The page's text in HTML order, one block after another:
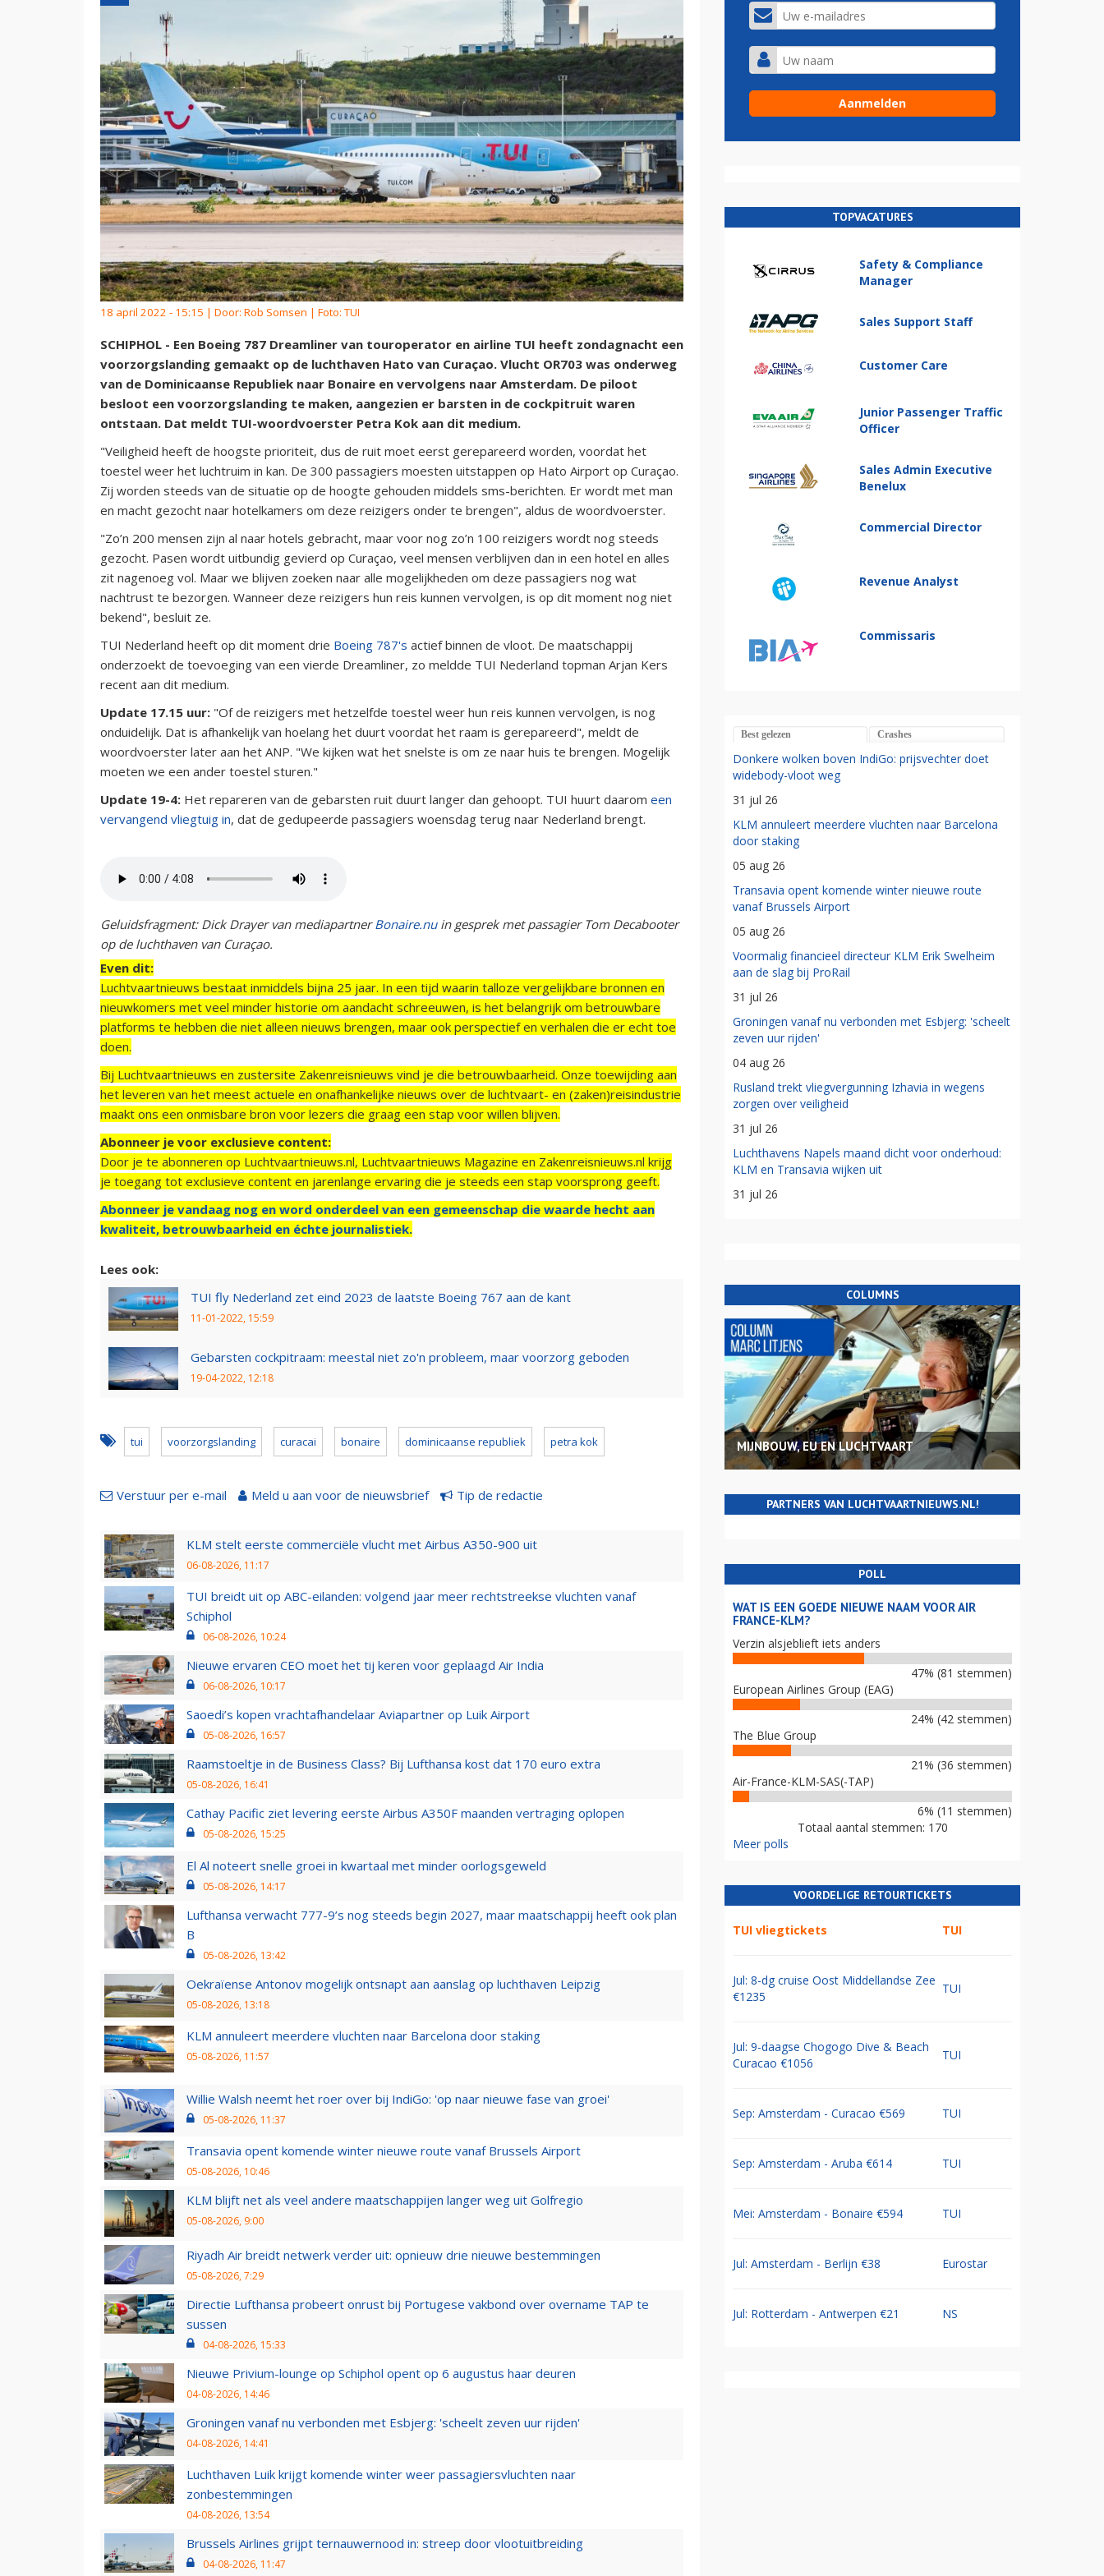
18 april 2022 - 15:15 | Door: Rob Somsen | Foto: TUI
SCHIPHOL - Een Boeing 787 Dreamliner van touroperator en airline TUI heeft zondagnacht een
voorzorgslanding gemaakt op de luchthaven Hato van Curaçao. Vlucht OR703 was onderweg
van de Dominicaanse Republiek naar Bonaire en vervolgens naar Amsterdam. De piloot
besloot een voorzorgslanding te maken, aangezien er barsten in de cockpitruit waren
ontstaan. Dat meldt TUI-woordvoerster Petra Kok aan dit medium.
"Veiligheid heeft de hoogste prioriteit, dus de ruit moet eerst gerepareerd worden, voordat het
toestel weer het luchtruim in kan. De 300 passagiers moesten uitstappen op Hato Airport op Curaçao.
Zij worden steeds van de situatie op de hoogte gehouden middels sms-berichten. Er wordt met man
en macht gezocht naar hotelkamers om deze reizigers onder te brengen", aldus de woordvoerster.
"Zo’n 200 mensen zijn al naar hotels gebracht, maar voor nog zo’n 100 reizigers wordt nog steeds
gezocht. Pasen wordt uitbundig gevierd op Curaçao, veel mensen verblijven dan in een hotel en alles
zit nagenoeg vol. Maar we blijven zoeken naar alle mogelijkheden om deze passagiers nog wat
nachtrust te bezorgen. Wanneer deze reizigers hun reis kunnen vervolgen, is op dit moment nog niet
bekend", besluit ze.
TUI Nederland heeft op dit moment drie Boeing 787's actief binnen de vloot. De maatschappij
onderzoekt de toevoeging van een vierde Dreamliner, zo meldde TUI Nederland topman Arjan Kers
recent aan dit medium.
Update 17.15 uur: "Of de reizigers met hetzelfde toestel weer hun reis kunnen vervolgen, is nog
onduidelijk. Dat is afhankelijk van hoelang het duurt voordat het raam is gerepareerd", meldt de
woordvoerster later aan het ANP. "We kijken wat het snelste is om ze naar huis te brengen. Mogelijk
moeten we een ander toestel sturen."
Update 19-4: Het repareren van de gebarsten ruit duurt langer dan gehoopt. TUI huurt daarom een
vervangend vliegtuig in, dat de gedupeerde passagiers woensdag terug naar Nederland brengt.
Geluidsfragment: Dick Drayer van mediapartnerBonaire.nuin gesprek met passagier Tom Decabooter
op de luchthaven van Curaçao.
Even dit:
Luchtvaartnieuws bestaat inmiddels bijna 25 jaar. In een tijd waarin talloze vergelijkbare bronnen en
nieuwkomers met veel minder historie om aandacht schreeuwen, is het belangrijk om betrouwbare
platforms te hebben die niet alleen nieuws brengen, maar ook perspectief en verhalen die er echt toe
doen.
Bij Luchtvaartnieuws en zustersite Zakenreisnieuws vind je die betrouwbaarheid. Onze toewijding aan
het leveren van het meest actuele en onafhankelijke nieuws over de luchtvaart- en (zaken)reisindustrie
maakt ons een onmisbare bron voor lezers die graag een stap voor willen blijven.
Abonneer je voor exclusieve content:
Door je te abonneren op Luchtvaartnieuws.nl, Luchtvaartnieuws Magazine en Zakenreisnieuws.nl krijg
je toegang tot exclusieve content en jarenlange ervaring die je steeds een stap voorsprong geeft.
Abonneer je vandaag nog en word onderdeel van een gemeenschap die waarde hecht aan
kwaliteit, betrouwbaarheid en échte journalistiek.
Lees ook:
TUI fly Nederland zet eind 2023 de laatste Boeing 767 aan de kant
11-01-2022, 15:59
Gebarsten cockpitraam: meestal niet zo'n probleem, maar voorzorg geboden
19-04-2022, 12:18
tui voorzorgslanding curacai bonaire dominicaanse republiek petra kok
Verstuur per e-mail Meld u aan voor de nieuwsbrief Tip de redactie
KLM stelt eerste commerciële vlucht met Airbus A350-900 uit
06-08-2026, 11:17
TUI breidt uit op ABC-eilanden: volgend jaar meer rechtstreekse vluchten vanaf
Schiphol
06-08-2026, 10:24
Nieuwe ervaren CEO moet het tij keren voor geplaagd Air India
06-08-2026, 10:17
Saoedi’s kopen vrachtafhandelaar Aviapartner op Luik Airport
05-08-2026, 16:57
Raamstoeltje in de Business Class? Bij Lufthansa kost dat 170 euro extra
05-08-2026, 16:41
Cathay Pacific ziet levering eerste Airbus A350F maanden vertraging oplopen
05-08-2026, 15:25
El Al noteert snelle groei in kwartaal met minder oorlogsgeweld
05-08-2026, 14:17
Lufthansa verwacht 777-9’s nog steeds begin 2027, maar maatschappij heeft ook plan
B
05-08-2026, 13:42
Oekraïense Antonov mogelijk ontsnapt aan aanslag op luchthaven Leipzig
05-08-2026, 13:18
KLM annuleert meerdere vluchten naar Barcelona door staking
05-08-2026, 11:57
Willie Walsh neemt het roer over bij IndiGo: 'op naar nieuwe fase van groei'
05-08-2026, 11:37
Transavia opent komende winter nieuwe route vanaf Brussels Airport
05-08-2026, 10:46
KLM blijft net als veel andere maatschappijen langer weg uit Golfregio
05-08-2026, 9:00
Riyadh Air breidt netwerk verder uit: opnieuw drie nieuwe bestemmingen
05-08-2026, 7:29
Directie Lufthansa probeert onrust bij Portugese vakbond over overname TAP te
sussen
04-08-2026, 15:33
Nieuwe Privium-lounge op Schiphol opent op 6 augustus haar deuren
04-08-2026, 14:46
Groningen vanaf nu verbonden met Esbjerg: 'scheelt zeven uur rijden'
04-08-2026, 14:41
Luchthaven Luik krijgt komende winter weer passagiersvluchten naar
zonbestemmingen
04-08-2026, 13:54
Brussels Airlines grijpt ternauwernood in: streep door vlootuitbreiding
04-08-2026, 11:47
TOPVACATURES
Safety & Compliance
Manager
Sales Support Staff
Customer Care
Junior Passenger Traffic
Officer
Sales Admin Executive
Benelux
Commercial Director
Revenue Analyst
Commissaris
Best gelezen Crashes
Donkere wolken boven IndiGo: prijsvechter doet
widebody-vloot weg
31 jul 26
KLM annuleert meerdere vluchten naar Barcelona
door staking
05 aug 26
Transavia opent komende winter nieuwe route
vanaf Brussels Airport
05 aug 26
Voormalig financieel directeur KLM Erik Swelheim
aan de slag bij ProRail
31 jul 26
Groningen vanaf nu verbonden met Esbjerg: 'scheelt
zeven uur rijden'
04 aug 26
Rusland trekt vliegvergunning Izhavia in wegens
zorgen over veiligheid
31 jul 26
Luchthavens Napels maand dicht voor onderhoud:
KLM en Transavia wijken uit
31 jul 26
COLUMNS
MIJNBOUW, EU EN LUCHTVAART
PARTNERS VAN LUCHTVAARTNIEUWS.NL!
POLL
WAT IS EEN GOEDE NIEUWE NAAM VOOR AIR
FRANCE-KLM?
Verzin alsjeblieft iets anders
47% (81 stemmen)
European Airlines Group (EAG)
24% (42 stemmen)
The Blue Group
21% (36 stemmen)
Air-France-KLM-SAS(-TAP)
6% (11 stemmen)
Totaal aantal stemmen: 170
Meer polls
VOORDELIGE RETOURTICKETS
TUI vliegtickets TUI
Jul: 8-dg cruise Oost Middellandse Zee
€1235
TUI
Jul: 9-daagse Chogogo Dive & Beach
Curacao €1056
TUI
Sep: Amsterdam - Curacao €569 TUI
Sep: Amsterdam - Aruba €614 TUI
Mei: Amsterdam - Bonaire €594 TUI
Jul: Amsterdam - Berlijn €38 Eurostar
Jul: Rotterdam - Antwerpen €21 NS